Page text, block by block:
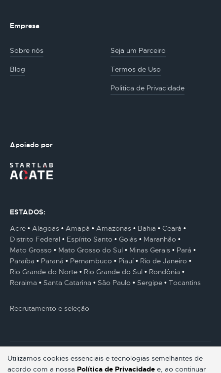
Utilizamos cookies essenciais e tecnologias semelhantes de
acordo com a nossa Política de Privacidade e, ao continuar
Empresa
Sobre nós Seja um Parceiro
Blog Termos de Uso
Politica de Privacidade
Apoiado por
ESTADOS:
Acre
Alagoas Amapá Amazonas Bahia
Ceará
Distrito Federal
Espírito Santo Goiás
Maranhão
Mato Grosso
Mato Grosso do Sul Minas Gerais
Pará
Paraíba
Paraná Pernambuco Piauí
Rio de Janeiro
Rio Grande do Norte
Rio Grande do Sul
Rondônia
Roraima
Santa Catarina São Paulo Sergipe Tocantins
Recrutamento e seleção
© Gestaum Lab ® Todos os direitos reservados.